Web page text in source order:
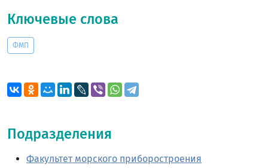
Ключевые слова
ФМП
Подразделения
Факультет морского приборостроения